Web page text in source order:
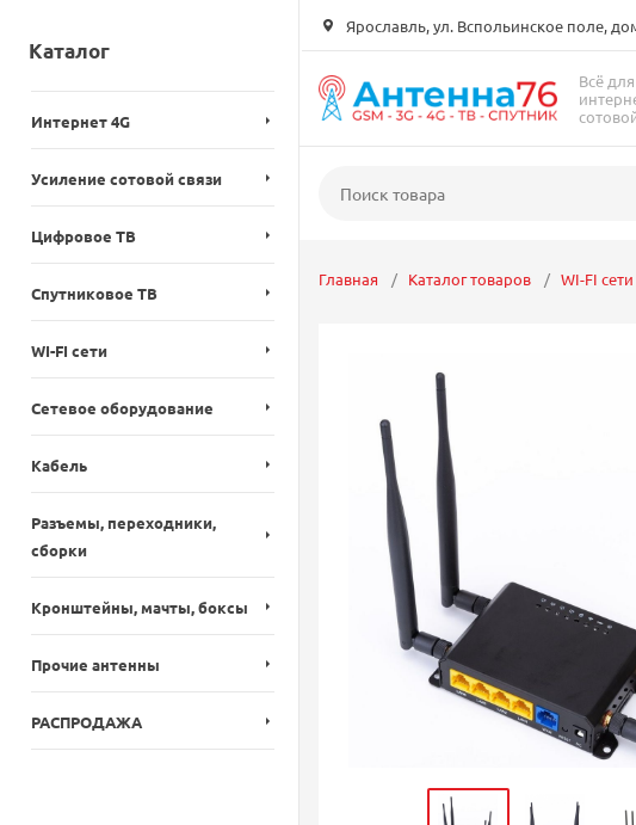
Ярославль, ул. Вспольинское поле,
Всё
Каталог
Интернет 4G
Усиление сотовой связи
Цифровое ТВ
Спутниковое ТВ
WI-FI сети
Сетевое оборудование
Кабель
Разъемы, переходники,
сборки
Кронштейны, мачты, боксы
Прочие антенны
РАСПРОДАЖА
Главная Каталог товаров WI-FI сети